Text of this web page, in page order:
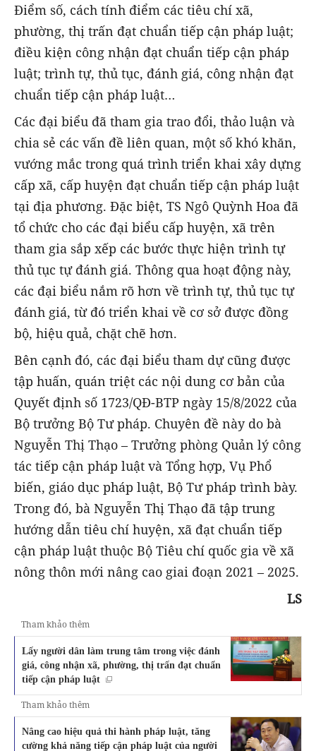
Điểm số, cách tính điểm các tiêu chí xã,
phường, thị trấn đạt chuẩn tiếp cận pháp luật;
điều kiện công nhận đạt chuẩn tiếp cận pháp
luật; trình tự, thủ tục, đánh giá, công nhận đạt
chuẩn tiếp cận pháp luật…
Các đại biểu đã tham gia trao đổi, thảo luận và
chia sẻ các vấn đề liên quan, một số khó khăn,
vướng mắc trong quá trình triển khai xây dựng
cấp xã, cấp huyện đạt chuẩn tiếp cận pháp luật
tại địa phương. Đặc biệt, TS Ngô Quỳnh Hoa đã
tổ chức cho các đại biểu cấp huyện, xã trên
tham gia sắp xếp các bước thực hiện trình tự
thủ tục tự đánh giá. Thông qua hoạt động này,
các đại biểu nắm rõ hơn về trình tự, thủ tục tự
đánh giá, từ đó triển khai về cơ sở được đồng
bộ, hiệu quả, chặt chẽ hơn.
Bên cạnh đó, các đại biểu tham dự cũng được
tập huấn, quán triệt các nội dung cơ bản của
Quyết định số 1723/QĐ-BTP ngày 15/8/2022 của
Bộ trưởng Bộ Tư pháp. Chuyên đề này do bà
Nguyễn Thị Thạo – Trưởng phòng Quản lý công
tác tiếp cận pháp luật và Tổng hợp, Vụ Phổ
biến, giáo dục pháp luật, Bộ Tư pháp trình bày.
Trong đó, bà Nguyễn Thị Thạo đã tập trung
hướng dẫn tiêu chí huyện, xã đạt chuẩn tiếp
cận pháp luật thuộc Bộ Tiêu chí quốc gia về xã
nông thôn mới nâng cao giai đoạn 2021 – 2025.
LS
Tham khảo thêm
Lấy người dân làm trung tâm trong việc đánh
giá, công nhận xã, phường, thị trấn đạt chuẩn
tiếp cận pháp luật
Tham khảo thêm
Nâng cao hiệu quả thi hành pháp luật, tăng
cường khả năng tiếp cận pháp luật của người